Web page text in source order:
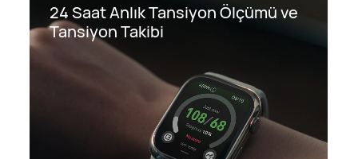
24 Saat Anlık Tansiyon Ölçümü ve
Tansiyon Takibi